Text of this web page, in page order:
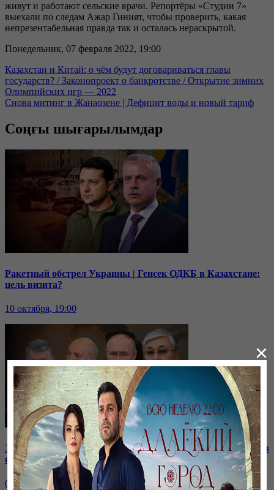
живут и работают сельские врачи. Репортёры «Студии 7»
выехали по следам Ажар Гиният, чтобы проверить, какая
непрезентабельная правда так и осталась нераскрытой.
Понедельник, 07 февраля 2022, 19:00
Казахстан и Китай: о чём будут договариваться главы
государств? / Законопроект о банкротстве / Открытие зимних
Олимпийских игр — 2022
Снова митинг в Жанаозене | Дефицит воды и новый тариф
Соңғы шығарылымдар
Ракетный обстрел Украины | Генсек ОДКБ в Казахстане:
цель визита?
10 октября, 19:00
Зачем встретились лидеры стран СНГ? | Роль Казахстана в
строительстве нашей АЭС
07 октября, 19:00
×